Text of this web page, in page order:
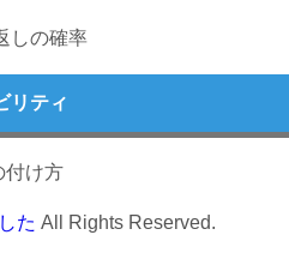
しの確率
リティ
付け方
た All Rights Reserved.